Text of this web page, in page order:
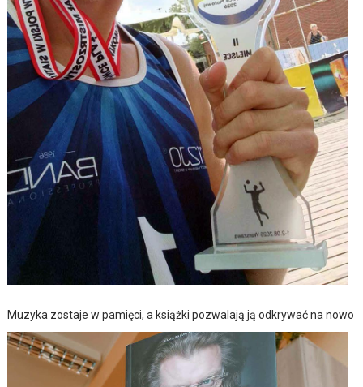
Muzyka zostaje w pamięci, a książki pozwalają ją odkrywać na nowo